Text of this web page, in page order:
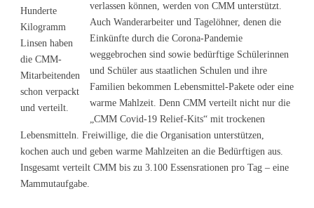
Hunderte
Kilogramm
Linsen haben
die CMM-
Mitarbeitenden
schon verpackt
und verteilt.
verlassen können, werden von CMM unterstützt.
Auch Wanderarbeiter und Tagelöhner, denen die
Einkünfte durch die Corona-Pandemie
weggebrochen sind sowie bedürftige Schülerinnen
und Schüler aus staatlichen Schulen und ihre
Familien bekommen Lebensmittel-Pakete oder eine
warme Mahlzeit. Denn CMM verteilt nicht nur die
„CMM Covid-19 Relief-Kits“ mit trockenen
Lebensmitteln. Freiwillige, die die Organisation unterstützen,
kochen auch und geben warme Mahlzeiten an die Bedürftigen aus.
Insgesamt verteilt CMM bis zu 3.100 Essensrationen pro Tag – eine
Mammutaufgabe.